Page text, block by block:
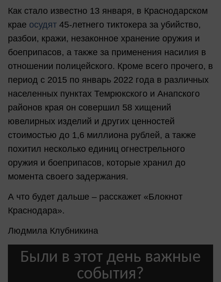
Как стало известно 13 января, в Краснодарском
крае осудят 45-летнего тиктокера за убийство,
разбои, кражи, незаконное хранение оружия и
боеприпасов, а также за применения насилия в
отношении полицейского. Кроме всего прочего, в
период с 2015 по январь 2022 года в различных
населенных пунктах Темрюкского и Анапского
районов края он совершил 58 хищений
ювелирных изделий и других ценностей
стоимостью до 1,6 миллиона рублей, а также
похитил несколько единиц огнестрельного
оружия и боеприпасов, которые хранил до
момента своего задержания.
А что будет дальше – расскажет «Блокнот
Краснодара».
Людмила Клубникина